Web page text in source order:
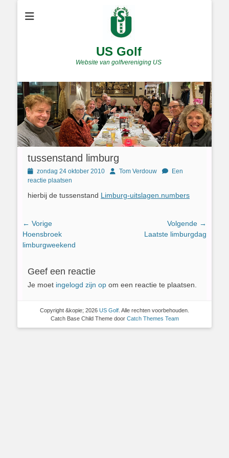
US Golf
Website van golfvereniging US
tussenstand limburg
Geplaatst
op
zondag 24 oktober 2010 AuthorTom Verdouw
Een
reactie plaatsen
hierbij de tussenstand Limburg-uitslagen.numbers
Bericht
navigatie
← Vorige
Vorig
bericht:
Hoensbroek
limburgweekend
Volgende →
Laatste limburgdag
Geef een reactie
Je moet ingelogd zijn op om een reactie te plaatsen.
Copyright &kopie; 2026 US Golf . Alle rechten voorbehouden.
Catch Base Child Theme door Catch Themes Team